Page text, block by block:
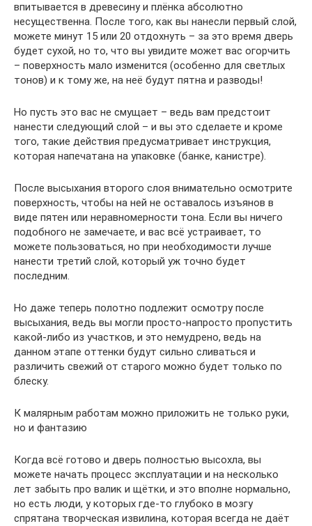
впитывается в древесину и плёнка абсолютно
несущественна. После того, как вы нанесли первый слой,
можете минут 15 или 20 отдохнуть – за это время дверь
будет сухой, но то, что вы увидите может вас огорчить
– поверхность мало изменится (особенно для светлых
тонов) и к тому же, на неё будут пятна и разводы!
Но пусть это вас не смущает – ведь вам предстоит
нанести следующий слой – и вы это сделаете и кроме
того, такие действия предусматривает инструкция,
которая напечатана на упаковке (банке, канистре).
После высыхания второго слоя внимательно осмотрите
поверхность, чтобы на ней не оставалось изъянов в
виде пятен или неравномерности тона. Если вы ничего
подобного не замечаете, и вас всё устраивает, то
можете пользоваться, но при необходимости лучше
нанести третий слой, который уж точно будет
последним.
Но даже теперь полотно подлежит осмотру после
высыхания, ведь вы могли просто-напросто пропустить
какой-либо из участков, и это немудрено, ведь на
данном этапе оттенки будут сильно сливаться и
различить свежий от старого можно будет только по
блеску.
К малярным работам можно приложить не только руки,
но и фантазию
Когда всё готово и дверь полностью высохла, вы
можете начать процесс эксплуатации и на несколько
лет забыть про валик и щётки, и это вполне нормально,
но есть люди, у которых где-то глубоко в мозгу
спрятана творческая извилина, которая всегда не даёт